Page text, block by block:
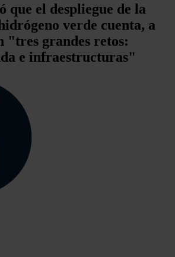
que el despliegue de la
verde cuenta, a
"tres grandes retos:
e infraestructuras"